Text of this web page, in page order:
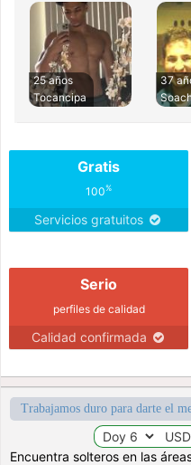
25 años
Tocancipa
37
Gratis
100%
Servicios gratuitos
Serio
perfiles de calidad
Calidad confirmada
Trabajamos duro para darte el
Encuentra solteros en las